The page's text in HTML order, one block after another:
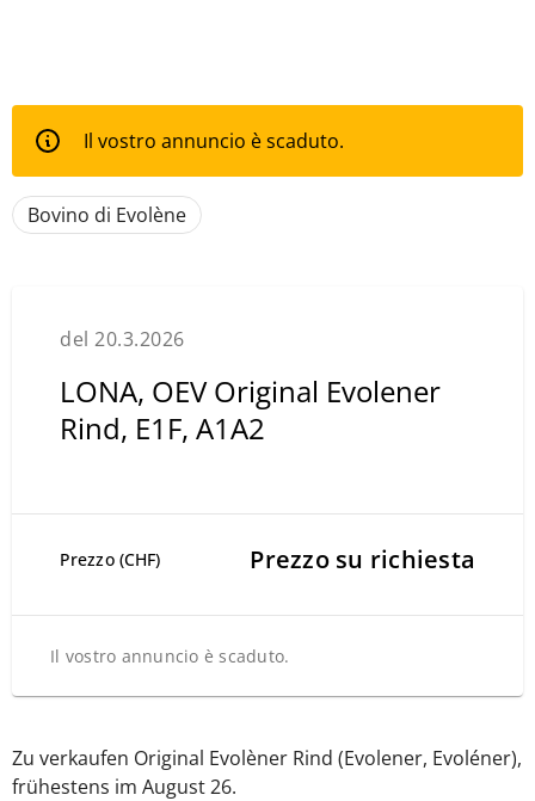
Il vostro annuncio è scaduto.
Bovino di Evolène
del 20.3.2026
LONA, OEV Original Evolener
Rind, E1F, A1A2
Prezzo (CHF) Prezzo su richiesta
Il vostro annuncio è scaduto.
Zu verkaufen Original Evolèner Rind (Evolener, Evoléner),
frühestens im August 26.